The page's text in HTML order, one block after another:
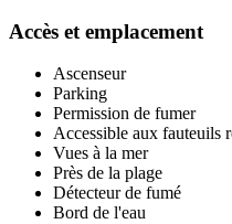
Accès et emplacement
Ascenseur
Parking
Permission de fumer
Accessible aux fauteuils
Vues à la mer
Près de la plage
Détecteur de fumé
Bord de l'eau